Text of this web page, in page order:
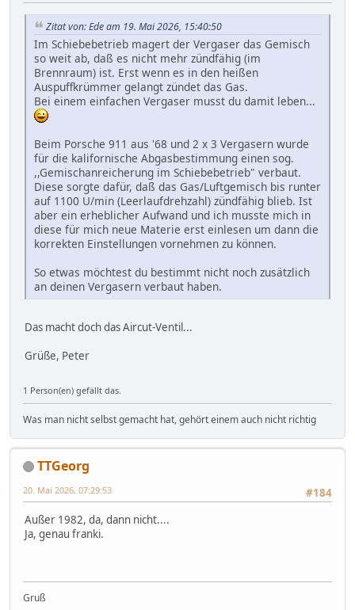
Zitat von: Ede am 19. Mai 2026, 15:40:50
Im Schiebebetrieb magert der Vergaser das Gemisch
so weit ab, daß es nicht mehr zündfähig (im
Brennraum) ist. Erst wenn es in den heißen
Auspuffkrümmer gelangt zündet das Gas.
Bei einem einfachen Vergaser musst du damit leben...
Beim Porsche 911 aus '68 und 2 x 3 Vergasern wurde
für die kalifornische Abgasbestimmung einen sog.
,,Gemischanreicherung im Schiebebetrieb" verbaut.
Diese sorgte dafür, daß das Gas/Luftgemisch bis runter
auf 1100 U/min (Leerlaufdrehzahl) zündfähig blieb. Ist
aber ein erheblicher Aufwand und ich musste mich in
diese für mich neue Materie erst einlesen um dann die
korrekten Einstellungen vornehmen zu können.
So etwas möchtest du bestimmt nicht noch zusätzlich
an deinen Vergasern verbaut haben.
Das macht doch das Aircut-Ventil...
Grüße, Peter
1 Person(en) gefällt das.
Was man nicht selbst gemacht hat, gehört einem auch nicht richtig
TTGeorg
#184
20. Mai 2026, 07:29:53
Außer 1982, da, dann nicht....
Ja, genau franki.
Gruß